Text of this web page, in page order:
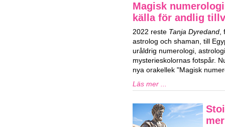
Magisk
källa för andlig
2022 reste Tanja Dyredand
astrolog och shaman, till
uråldrig numerologi,
mysterieskolornas fotspår.
nya orakellek "Magisk
Läs mer ...